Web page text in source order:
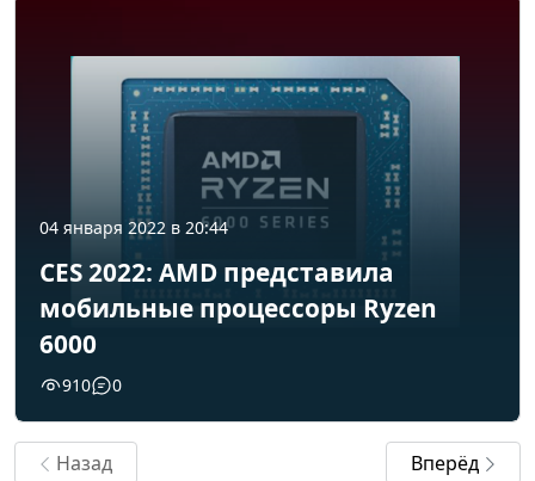
04 января 2022 в 20:44
CES 2022: AMD представила
мобильные процессоры Ryzen
6000
910 0
Назад Вперёд